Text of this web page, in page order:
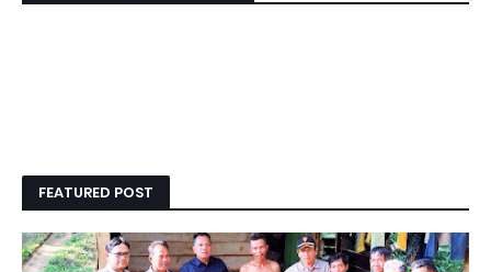
FEATURED POST